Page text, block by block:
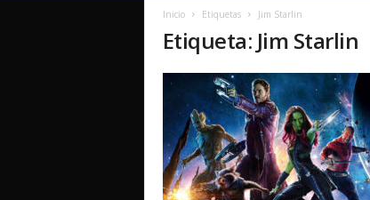
Inicio Etiquetas Jim Starlin
Etiqueta: Jim Starlin